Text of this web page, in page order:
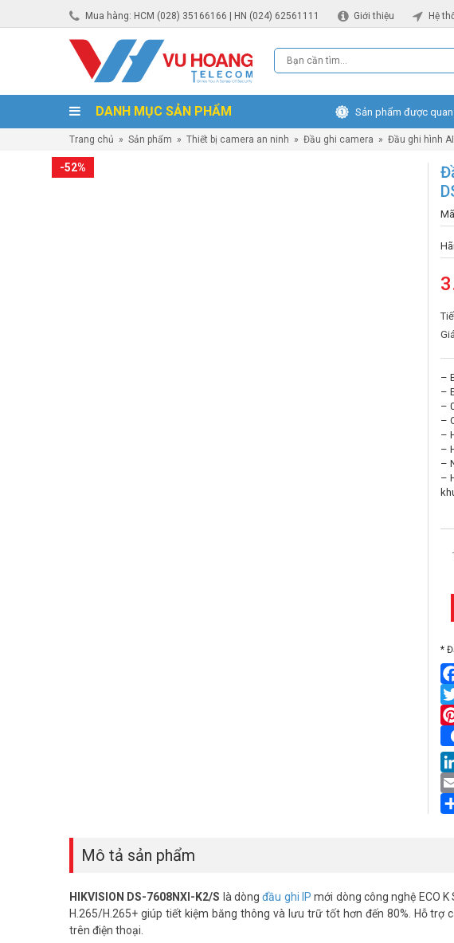
Mua hàng: HCM (028) 35166166 | HN (024) 62561111 Giới thiệu Hệ
DANH MỤC SẢN PHẨM Sản phẩm được
Trang chủ » Sản phẩm » Thiết bị camera an ninh » Đầu ghi camera » Đầu ghi hình AI
-52%
–
–
–
–
–
–
–
–
*
Mô tả sản phẩm
HIKVISION DS-7608NXI-K2/S là dòngđầu ghi IP mới dòng công nghệ ECO K
H.265/H.265+ giúp tiết kiệm băng thông và lưu trữ tốt hơn đến 80%. Hỗ trợ
trên điện thoại.